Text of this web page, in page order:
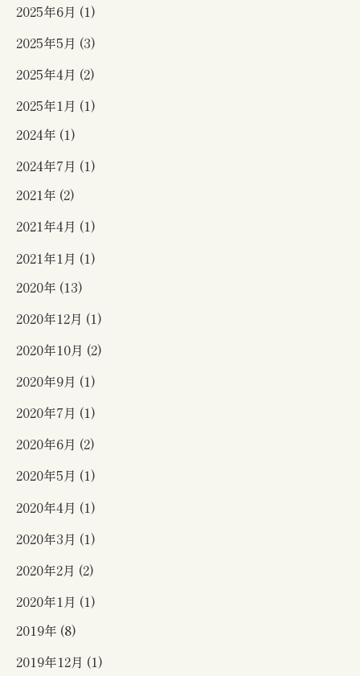
2025年6月 (1)
2025年5月 (3)
2025年4月 (2)
2025年1月 (1)
2024年 (1)
2024年7月 (1)
2021年 (2)
2021年4月 (1)
2021年1月 (1)
2020年 (13)
2020年12月 (1)
2020年10月 (2)
2020年9月 (1)
2020年7月 (1)
2020年6月 (2)
2020年5月 (1)
2020年4月 (1)
2020年3月 (1)
2020年2月 (2)
2020年1月 (1)
2019年 (8)
2019年12月 (1)